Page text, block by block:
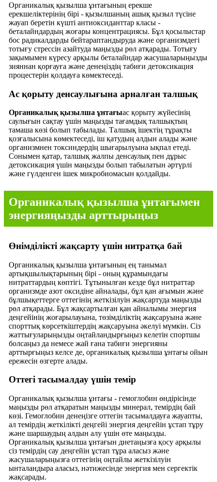
Органикалық қызылша ұнтағының ерекше
ерекшеліктерінің бірі - қызылшаның ашық қызыл түсіне
жауап беретін күшті антиоксиданттар класы -
беталайндардың жоғары концентрациясы. Бұл қосылыстар
бос радикалдарды бейтараптандыруда және организмдегі
тотығу стрессін азайтуда маңызды рөл атқарады. Тотығу
зақымымен күресу арқылы беталайндар жасушаларыңызды
зияннан қорғауға және денеңіздің табиғи детоксикация
процестерін қолдауға көмектеседі.
Ас қорыту денсаулығына арналған талшық
Органикалық қызылша ұнтағыас қорыту жүйесінің
саулығын сақтау үшін маңызды тағамдық талшықтың
тамаша көзі болып табылады. Талшық ішектің тұрақты
қозғалысына көмектеседі, іш қатудың алдын алады және
организмнен токсиндердің шығарылуына ықпал етеді.
Сонымен қатар, талшық жалпы денсаулық пен дұрыс
детоксикация үшін маңызды болып табылатын әртүрлі
және гүлденген ішек микробиомасын қолдайды.
Органикалық қызылша ұнтағымен
энергияңызды арттырыңыз
Өнімділікті жақсарту үшін нитратқа бай
Органикалық қызылша ұнтағының ең танымал
артықшылықтарының бірі - оның құрамындағы
нитраттардың көптігі. Тұтынылған кезде бұл нитраттар
организмде азот оксидіне айналады, бұл қан ағымын және
бұлшықеттерге оттегінің жеткізілуін жақсартуда маңызды
рөл атқарады. Бұл жақсартылған қан айналымы энергия
деңгейінің жоғарылауына, төзімділіктің жақсаруына және
спорттық көрсеткіштердің жақсаруына әкелуі мүмкін. Сіз
жаттығуларыңызды оңтайландырғыңыз келетін спортшы
болсаңыз да немесе жай ғана табиғи энергияны
арттырғыңыз келсе де, органикалық қызылша ұнтағы ойын
ережесін өзгерте алады.
Оттегі тасымалдау үшін темір
Органикалық қызылша ұнтағы - гемоглобин өндірісінде
маңызды рөл атқаратын маңызды минерал, темірдің бай
көзі. Гемоглобин денеңізге оттегін тасымалдауға жауапты,
ал темірдің жеткілікті деңгейі энергия деңгейін ұстап тұру
және шаршаудың алдын алу үшін өте маңызды.
Органикалық қызылша ұнтағын диетаңызға қосу арқылы
сіз темірдің сау деңгейін ұстап тұра аласыз және
жасушаларыңызға оттегінің оңтайлы жеткізілуін
ынталандыра аласыз, нәтижесінде энергия мен сергектік
жақсарады.